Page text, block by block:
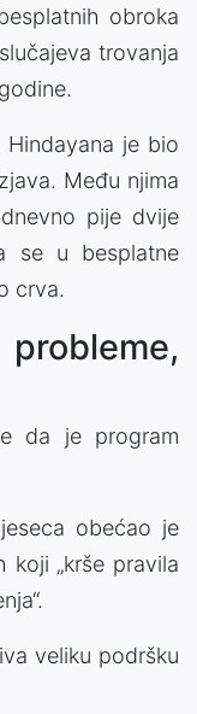
obroka
trovanja
je bio
Među njima
pije dvije
se u besplatne
crva.
da je program
obećao je
„krše pravila
veliku podršku